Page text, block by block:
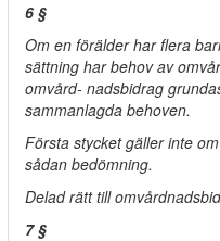
6 §
Om en förälder har flera
sättning har behov av
omvård- nadsbidrag
sammanlagda behoven.
Första stycket gäller inte
sådan bedömning.
Delad rätt till
7 §